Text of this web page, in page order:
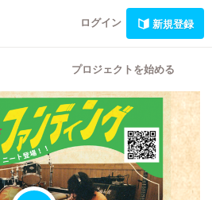
ログイン 新規登録
プロジェクトを始める